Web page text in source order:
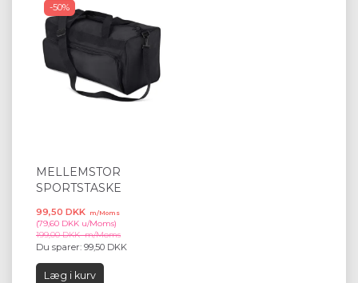
-50%
MELLEMSTOR
SPORTSTASKE
99,50 DKK m/Moms
(79,60 DKK u/Moms)
199,00 DKKm/Moms
Du sparer: 99,50 DKK
Læg i kurv